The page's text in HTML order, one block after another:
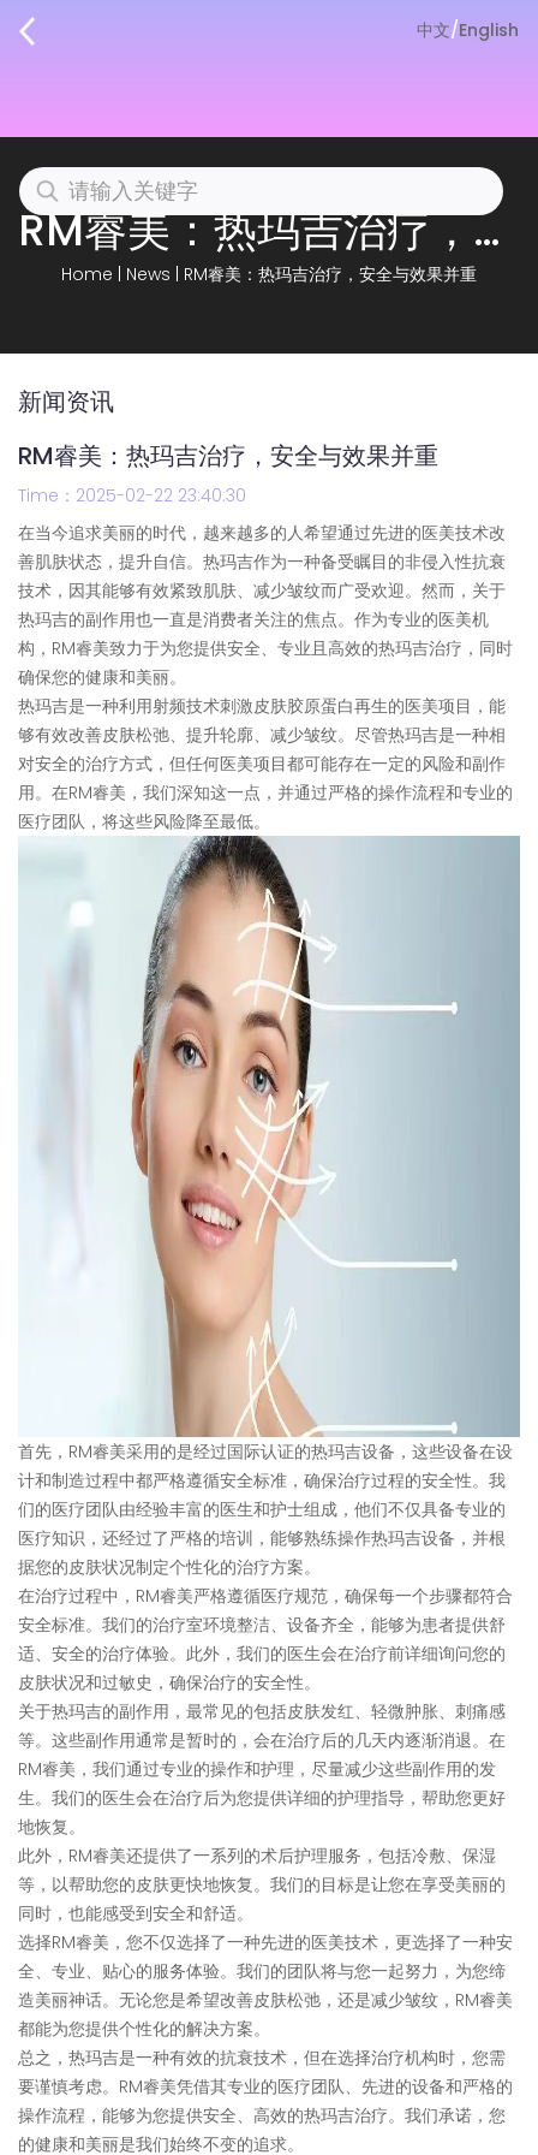
中文/English
RM睿美：热玛吉治疗，安全与效果并重
Home News RM睿美：热玛吉治疗，安全与效果并重
新闻资讯
RM睿美：热玛吉治疗，安全与效果并重
Time：2025-02-22 23:40:30
在当今追求美丽的时代，越来越多的人希望通过先进的医美技术改
善肌肤状态，提升自信。热玛吉作为一种备受瞩目的非侵入性抗衰
技术，因其能够有效紧致肌肤、减少皱纹而广受欢迎。然而，关于
热玛吉的副作用也一直是消费者关注的焦点。作为专业的医美机
构，RM睿美致力于为您提供安全、专业且高效的热玛吉治疗，同时
确保您的健康和美丽。
热玛吉是一种利用射频技术刺激皮肤胶原蛋白再生的医美项目，能
够有效改善皮肤松弛、提升轮廓、减少皱纹。尽管热玛吉是一种相
对安全的治疗方式，但任何医美项目都可能存在一定的风险和副作
用。在RM睿美，我们深知这一点，并通过严格的操作流程和专业的
医疗团队，将这些风险降至最低。
首先，RM睿美采用的是经过国际认证的热玛吉设备，这些设备在设
计和制造过程中都严格遵循安全标准，确保治疗过程的安全性。我
们的医疗团队由经验丰富的医生和护士组成，他们不仅具备专业的
医疗知识，还经过了严格的培训，能够熟练操作热玛吉设备，并根
据您的皮肤状况制定个性化的治疗方案。
在治疗过程中，RM睿美严格遵循医疗规范，确保每一个步骤都符合
安全标准。我们的治疗室环境整洁、设备齐全，能够为患者提供舒
适、安全的治疗体验。此外，我们的医生会在治疗前详细询问您的
皮肤状况和过敏史，确保治疗的安全性。
关于热玛吉的副作用，最常见的包括皮肤发红、轻微肿胀、刺痛感
等。这些副作用通常是暂时的，会在治疗后的几天内逐渐消退。在
RM睿美，我们通过专业的操作和护理，尽量减少这些副作用的发
生。我们的医生会在治疗后为您提供详细的护理指导，帮助您更好
地恢复。
此外，RM睿美还提供了一系列的术后护理服务，包括冷敷、保湿
等，以帮助您的皮肤更快地恢复。我们的目标是让您在享受美丽的
同时，也能感受到安全和舒适。
选择RM睿美，您不仅选择了一种先进的医美技术，更选择了一种安
全、专业、贴心的服务体验。我们的团队将与您一起努力，为您缔
造美丽神话。无论您是希望改善皮肤松弛，还是减少皱纹，RM睿美
都能为您提供个性化的解决方案。
总之，热玛吉是一种有效的抗衰技术，但在选择治疗机构时，您需
要谨慎考虑。RM睿美凭借其专业的医疗团队、先进的设备和严格的
操作流程，能够为您提供安全、高效的热玛吉治疗。我们承诺，您
的健康和美丽是我们始终不变的追求。